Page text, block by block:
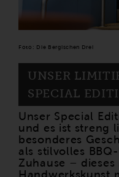
Foto: Die Bergischen Drei
UNSER
SPECIAL
Unser Special
und es ist streng
besonderes
als stilvolles
Zuhause –
Handwerkskunst